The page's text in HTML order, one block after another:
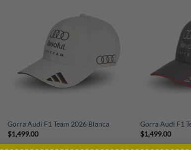
Gorra Audi F1 Team 2026 Blanca
$1,499.00
Gorra Audi F1
$1,499.00